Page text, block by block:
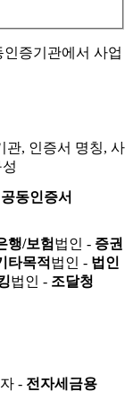
증기관에서 사업
관, 인증서 명칭, 사
동인증서
행/보험 법인 - 증권
타목적 법인 - 법인
법인 - 조달청
- 전자세금용